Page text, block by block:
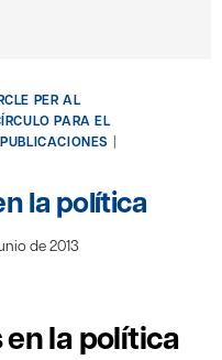
PER AL
PARA EL
PUBLICACIONES |
la política
de 2013
la política